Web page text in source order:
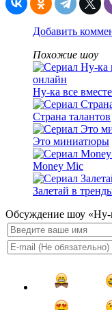
Добавить
Похожие шоу
Ну-ка все
Страна талантов
Это миниатюры
Money Mic
Залетай в
Обсуждение шоу «Ну-